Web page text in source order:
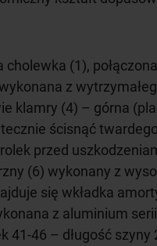
cholewka (1),
z
klamry (4) – górna
ścisnąć
przed
(6) wykonany z
się wkładka
z aluminium
41-46 – długość szyny